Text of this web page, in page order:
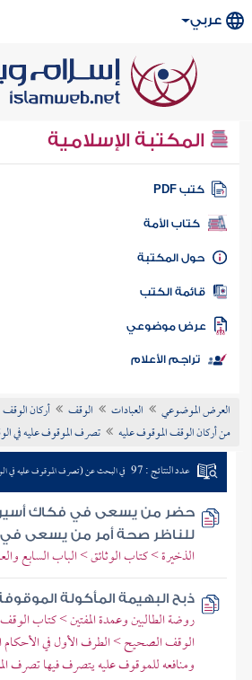
عربي
المكتبة الإسلامية
كتب PDF
كتاب الأمة
المكتبة
الكتب
موضوعي
تراجم الأعلام
العرض الموضوعي العبادات الوقف
أركان الوقف
من أركان الوقف الموقوف عليه
تصرف الموقوف عليه في
عدد النتائج : 97 في البحث عن (تصرف الموقوف عليه في
حضر من يسعى في فكاك أسير
للناظر صحة أمر من يسعى
الذخيرة > كتاب الوثائق > الباب السابع
ذبح البهيمة المأكولة
روضة الطالبين وعمدة المفتين > كتاب
الوقف الصحيح > الطرف الأول في الأحكام
ومنافعه للموقوف عليه يتصرف فيها تصرف